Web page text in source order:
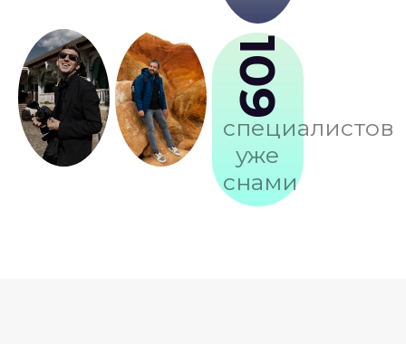
109
специалистов
уже
снами